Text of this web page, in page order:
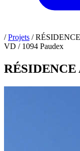
/ Projets /
VD / 1094 Paudex